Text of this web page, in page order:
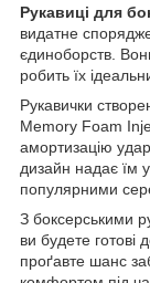
Рукавиці для
видатне
єдиноборств.
робить їх
Рукавички
Memory Foam
амортизацію
дизайн надає їм
популярними
З боксерськими
ви будете готові
проґавте шанс